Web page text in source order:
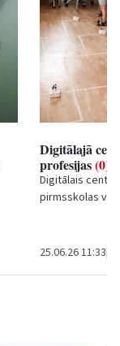
Digitālajā
profesijas(0)
Digitālais
pirmsskolas
25.06.26 11:33|